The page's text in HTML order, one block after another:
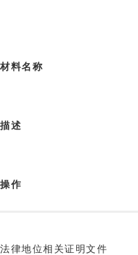
材料名称
描述
操作
法律地位相关证明文件